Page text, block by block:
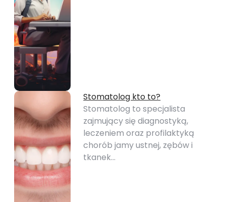
Stomatolog kto to?
Stomatolog to specjalista
zajmujący się diagnostyką,
leczeniem oraz profilaktyką
chorób jamy ustnej, zębów i
tkanek…